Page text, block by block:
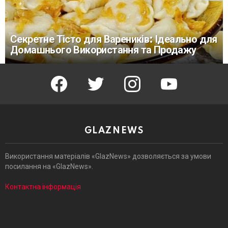
Секретне Тісто для Вареників: Ідеально для
Домашнього Використання та Продажу
facebook twitter instagram youtube
GLAZNEWS
Використання матеріалів «GlazNews» дозволяється за умови
посилання на «GlazNews».
Контактна інформація